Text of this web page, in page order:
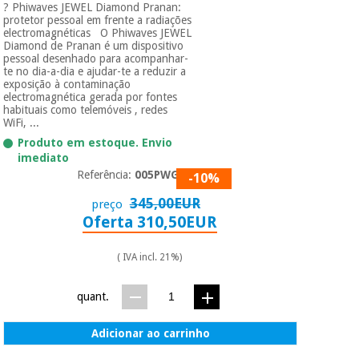
? Phiwaves JEWEL Diamond Pranan:
protetor pessoal em frente a radiações
electromagnéticas O Phiwaves JEWEL
Diamond de Pranan é um dispositivo
pessoal desenhado para acompanhar-
te no dia-a-dia e ajudar-te a reduzir a
exposição à contaminação
electromagnética gerada por fontes
habituais como telemóveis , redes
WiFi, ...
Produto em estoque. Envio
imediato
Referência: 005PWG5G-10%
preço 345,00EUR
Oferta 310,50EUR
( IVA incl. 21%)
quant.
Adicionar ao carrinho